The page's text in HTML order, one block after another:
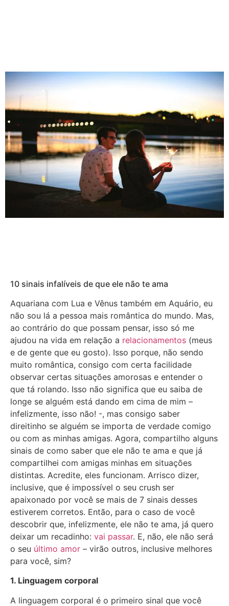
10 sinais infalíveis de que ele não te ama
Aquariana com Lua e Vênus também em Aquário, eu
não sou lá a pessoa mais romântica do mundo. Mas,
ao contrário do que possam pensar, isso só me
ajudou na vida em relação a relacionamentos (meus
e de gente que eu gosto). Isso porque, não sendo
muito romântica, consigo com certa facilidade
observar certas situações amorosas e entender o
que tá rolando. Isso não significa que eu saiba de
longe se alguém está dando em cima de mim –
infelizmente, isso não! -, mas consigo saber
direitinho se alguém se importa de verdade comigo
ou com as minhas amigas. Agora, compartilho alguns
sinais de como saber que ele não te ama e que já
compartilhei com amigas minhas em situações
distintas. Acredite, eles funcionam. Arrisco dizer,
inclusive, que é impossível o seu crush ser
apaixonado por você se mais de 7 sinais desses
estiverem corretos. Então, para o caso de você
descobrir que, infelizmente, ele não te ama, já quero
deixar um recadinho: vai passar. E, não, ele não será
o seu último amor – virão outros, inclusive melhores
para você, sim?
1. Linguagem corporal
A linguagem corporal é o primeiro sinal que você